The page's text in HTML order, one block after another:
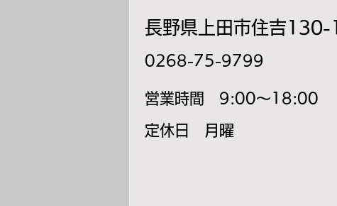
長野県上田市住吉130-1
0268-75-9799
​営業時間 9:00～18:00
​定休日 月曜